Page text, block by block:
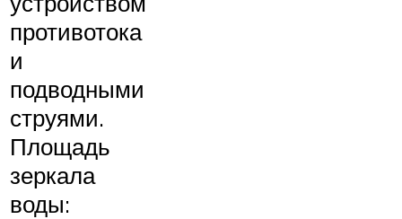
противотока
и
подводными
струями.
Площадь
зеркала
воды: